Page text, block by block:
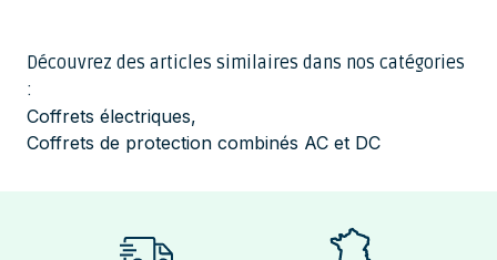
Découvrez des articles similaires dans nos catégories
:
Coffrets électriques,
Coffrets de protection combinés AC et DC